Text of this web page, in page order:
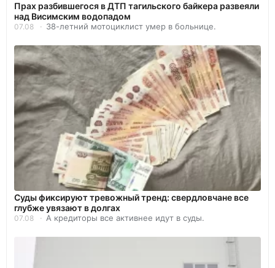
Прах разбившегося в ДТП тагильского байкера развеяли
над Висимским водопадом
07.08 38-летний мотоциклист умер в больнице.
Суды фиксируют тревожный тренд: свердловчане все
глубже увязают в долгах
07.08 А кредиторы все активнее идут в суды.